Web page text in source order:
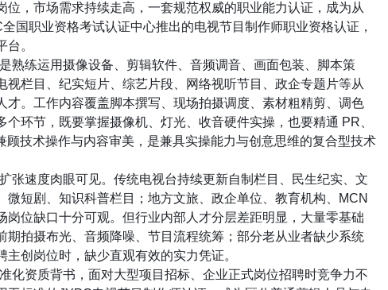
，市场需求持续走高，一套规范权威的职业能力认证，成为从
全国职业资格考试认证中心推出的电视节目制作师职业资格认证，
。
熟练运用摄像设备、剪辑软件、音频调音、画面包装、脚本策
栏目、纪实短片、综艺片段、网络视听节目、政企专题片等从
。工作内容覆盖脚本撰写、现场拍摄调度、素材粗精剪、调色
环节，既要掌握摄像机、灯光、收音硬件实操，也要精通 PR
顾技术操作与内容审美，是兼具实操能力与创意思维的复合型技术
张速度肉眼可见。传统电视台持续更新自制栏目、民生纪实、文
短剧、知识科普栏目；地方文旅、政企单位、教育机构、
MCN
位缺口十分可观。但行业内部人才分层差距明显，大量零基础
期拍摄布光、音频降噪、节目流程统筹；部分老从业者缺少系统
创岗位时，缺少直观有效的实力凭证。
化资质背书，面对大型项目招标、企业正式岗位招聘时竞争力不